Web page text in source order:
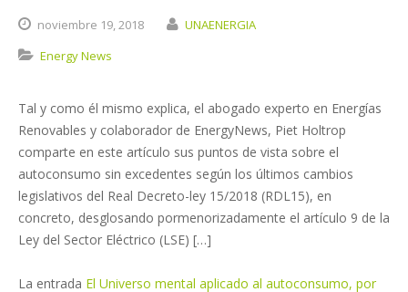
noviembre 19,2018
UNAENERGIA
Energy News
Tal y como él mismo explica, el abogado experto en Energías
Renovables y colaborador de EnergyNews, Piet Holtrop
comparte en este artículo sus puntos de vista sobre el
autoconsumo sin excedentes según los últimos cambios
legislativos del Real Decreto-ley 15/2018 (RDL15), en
concreto, desglosando pormenorizadamente el artículo 9 de la
Ley del Sector Eléctrico (LSE) […]
La entrada El Universo mental aplicado al autoconsumo, por